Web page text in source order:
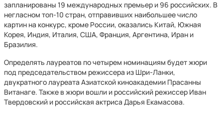
запланированы 19 международных премьер и 96 российских. В
негласном топ-10 стран, отправивших наибольшее число
картин на конкурс, кроме России, оказались Китай, Южная
Корея, Индия, Италия, США, Франция, Аргентина, Иран и
Бразилия.
Определять лауреатов по четырем номинациям будет жюри
под председательством режиссера из Шри-Ланки,
двукратного лауреата Азиатской киноакадемии Прасанны
Витанаге. Также в жюри вошли и российский режиссер Иван
Твердовский и российская актриса Дарья Екамасова.